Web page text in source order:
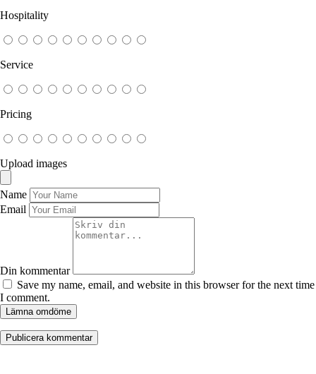
Hospitality
Service
Pricing
Upload images
Name
Email
Din kommentar
Save my name, email, and website in this browser for the next time
I comment.
Lämna omdöme